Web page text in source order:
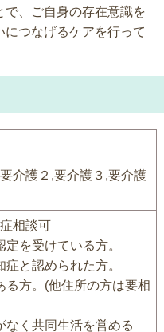
で、ご自身の存在意識を
つなげるケアを行って
介護２,要介護３,要介護
相談可
定を受けている方。
症と認められた方。
る方。(他住所の方は要相
なく共同生活を営める